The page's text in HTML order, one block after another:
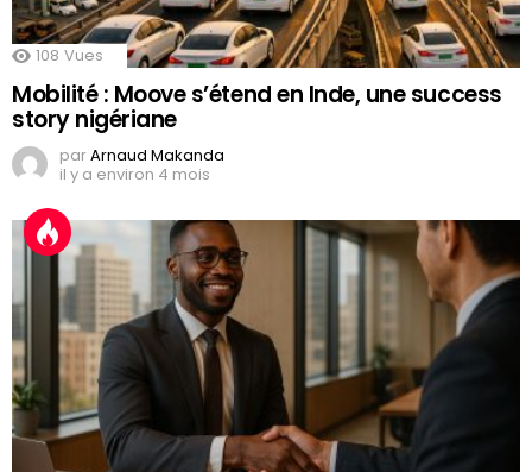
108 Vues
Mobilité : Moove s’étend en Inde, une success
story nigériane
parArnaud Makanda
il y a environ 4 mois